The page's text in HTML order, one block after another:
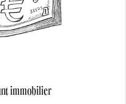
immobilier